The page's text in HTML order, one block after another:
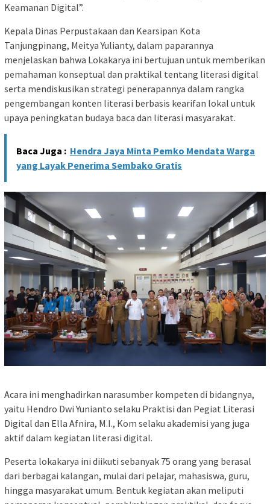
Keamanan Digital”.
Kepala Dinas Perpustakaan dan Kearsipan Kota
Tanjungpinang, Meitya Yulianty, dalam paparannya
menjelaskan bahwa Lokakarya ini bertujuan untuk memberikan
pemahaman konseptual dan praktikal tentang literasi digital
serta mendiskusikan strategi penerapannya dalam rangka
pengembangan konten literasi berbasis kearifan lokal untuk
upaya peningkatan budaya baca dan literasi masyarakat.
Baca Juga : Hendra Jaya Minta Pemko Mendata Warga
yang Layak Penerima Sembako Gratis
Acara ini menghadirkan narasumber kompeten di bidangnya,
yaitu Hendro Dwi Yunianto selaku Praktisi dan Pegiat Literasi
Digital dan Ella Afnira, M.I., Kom selaku akademisi yang juga
aktif dalam kegiatan literasi digital.
Peserta lokakarya ini diikuti sebanyak 75 orang yang berasal
dari berbagai kalangan, mulai dari pelajar, mahasiswa, guru,
hingga masyarakat umum. Bentuk kegiatan akan meliputi